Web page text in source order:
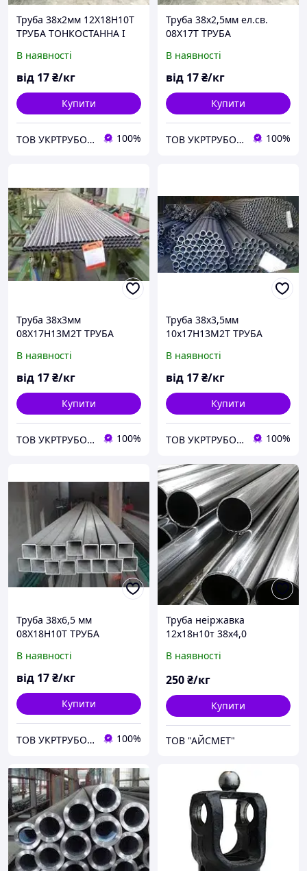
Труба 38х2мм 12Х18Н10Т
ТРУБА ТОНКОСТАННА І
ПІЧНОЮ НІЖОВОЇ СТАЛІ
В наявності
від 17₴/кг
Купити
ТОВ УКРТРУБОПРОКАТ 100%
Труба 38х2,5мм ел.св.
08Х17Т ТРУБА
ТОСТСТАННА З ПІЩЕВОЇ
НІЖУЮЧОЇ СТАЛІ
В наявності
від 17₴/кг
Купити
ТОВ УКРТРУБОПРОКАТ 100%
Труба 38х3мм
08Х17Н13М2Т ТРУБА
ТОЛСТОСТЕННА З ПІЧНОЇ
НЕРЖУЮЧОЇ СТАЛІ
В наявності
від 17₴/кг
Купити
ТОВ УКРТРУБОПРОКАТ 100%
Труба 38х3,5мм
10х17Н13М2Т ТРУБА
ТОЛСТСТОВАНА З
ПІЩЕВОЇ НІЖИВОЇ СТАЛІ
В наявності
від 17₴/кг
Купити
ТОВ УКРТРУБОПРОКАТ 100%
Труба 38х6,5 мм
08Х18Н10Т ТРУБА
ТОЛСТОСТЕННА З ПІЧНОЇ
НЕРЖУЮЧОЇ СТАЛІ
В наявності
від 17₴/кг
Купити
ТОВ УКРТРУБОПРОКАТ 100%
Труба неіржавка
12х18н10т 38х4,0
AISI 316 AISI 310
В наявності
250₴/кг
Купити
ТОВ "АЙСМЕТ"